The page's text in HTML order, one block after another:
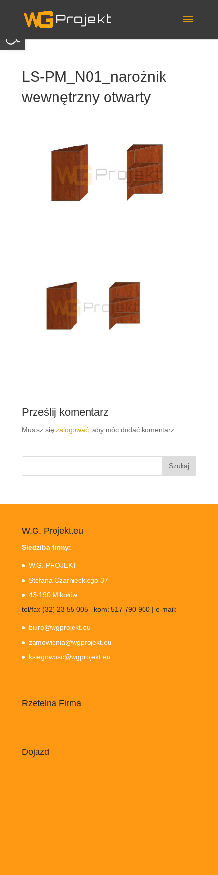
Otwórz pasek narzędzi
content
LS-PM_N01_narożnik
wewnętrzny otwarty
Prześlij komentarz
Musisz się zalogować, aby móc dodać komentarz.
Szukaj:
W.G. Projekt.eu
Siedziba firmy:
W.G. PROJEKT
Stefana Czarnieckiego 37
43-190 Mikołów
tel/fax (32) 23 55 005 | kom: 517 790 900 | e-mail:
biuro@wgprojekt.eu
zamowienia@wgprojekt.eu
ksiegowosc@wgprojekt.eu
Rzetelna Firma
Dojazd